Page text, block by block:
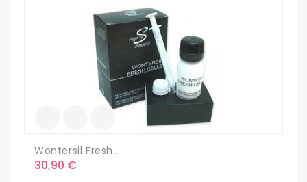
Wontersil Fresh...
Precio
30,90 €